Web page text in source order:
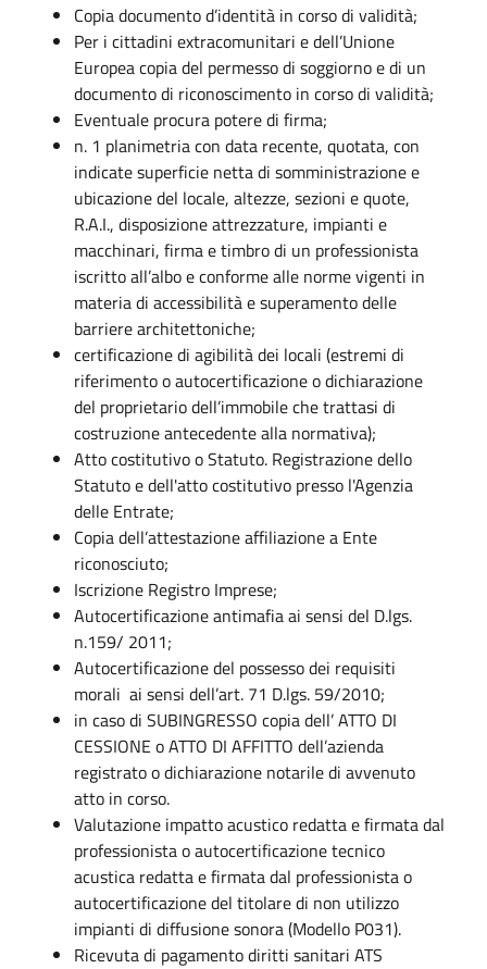
Copia documento d’identità in corso di validità;
Per i cittadini extracomunitari e dell’Unione
Europea copia del permesso di soggiorno e di un
documento di riconoscimento in corso di validità;
Eventuale procura potere di firma;
n. 1 planimetria con data recente, quotata, con
indicate superficie netta di somministrazione e
ubicazione del locale, altezze, sezioni e quote,
R.A.I., disposizione attrezzature, impianti e
macchinari, firma e timbro di un professionista
iscritto all’albo e conforme alle norme vigenti in
materia di accessibilità e superamento delle
barriere architettoniche;
certificazione di agibilità dei locali (estremi di
riferimento o autocertificazione o dichiarazione
del proprietario dell’immobile che trattasi di
costruzione antecedente alla normativa);
Atto costitutivo o Statuto. Registrazione dello
Statuto e dell'atto costitutivo presso l'Agenzia
delle Entrate;
Copia dell’attestazione affiliazione a Ente
riconosciuto;
Iscrizione Registro Imprese;
Autocertificazione antimafia ai sensi del D.lgs.
n.159/ 2011;
Autocertificazione del possesso dei requisiti
morali ai sensi dell’art. 71 D.lgs. 59/2010;
in caso di SUBINGRESSO copia dell’ ATTO DI
CESSIONE o ATTO DI AFFITTO dell’azienda
registrato o dichiarazione notarile di avvenuto
atto in corso.
Valutazione impatto acustico redatta e firmata dal
professionista o autocertificazione tecnico
acustica redatta e firmata dal professionista o
autocertificazione del titolare di non utilizzo
impianti di diffusione sonora (Modello P031)​​.
Ricevuta di pagamento diritti sanitari ATS